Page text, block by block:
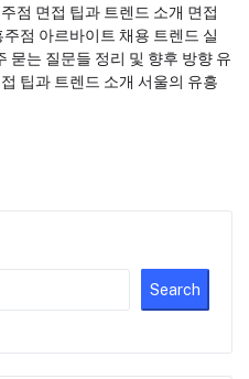
Search
점 면접 팁과 트렌드 소개 면접
점 아르바이트 채용 트렌드 실
묻는 질문들 정리 및 향후 방향 유
팁과 트렌드 소개 서울의 유흥